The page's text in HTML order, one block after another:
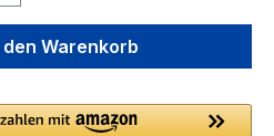
Wert
den Warenkorb